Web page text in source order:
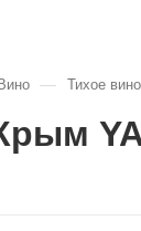
Вино — Тихое вино